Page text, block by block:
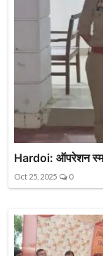
Hardoi: ऑपरेशन
Oct 25, 2025 0